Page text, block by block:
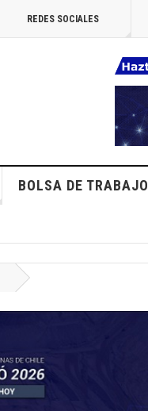
REDES SOCIALES
BOLSA DE TRABAJO